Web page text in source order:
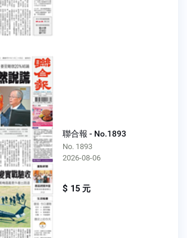
聯合報 - No.1893
No. 1893
2026-08-06
$ 15 元